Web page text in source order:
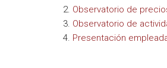
Observatorio de
Observatorio de
Presentación